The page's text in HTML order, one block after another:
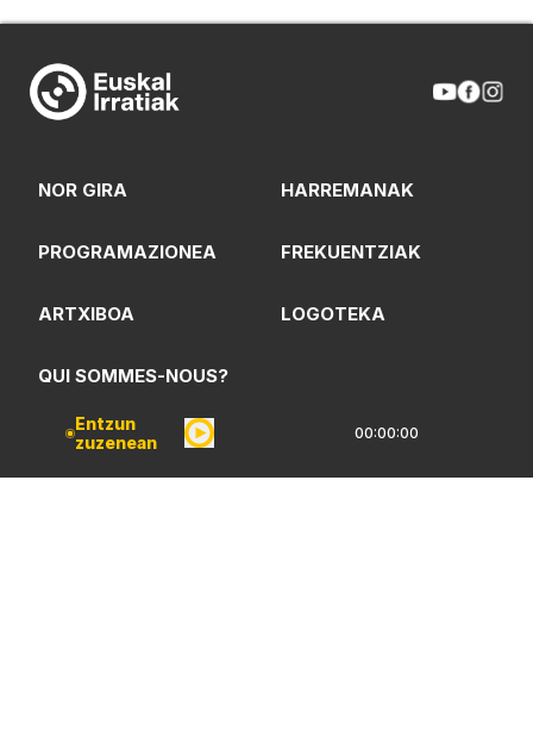
Entzun
zuzenean
00:00:00
NOR GIRA HARREMANAK
PROGRAMAZIONEA FREKUENTZIAK
ARTXIBOA LOGOTEKA
QUI SOMMES-NOUS?